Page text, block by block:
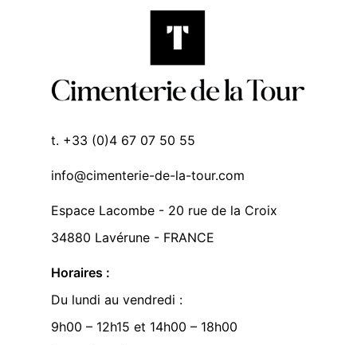
t. +33 (0)4 67 07 50 55
info@cimenterie-de-la-tour.com
Espace Lacombe - 20 rue de la Croix
34880 Lavérune - FRANCE
Horaires :
Du lundi au vendredi :
9h00 – 12h15 et 14h00 – 18h00